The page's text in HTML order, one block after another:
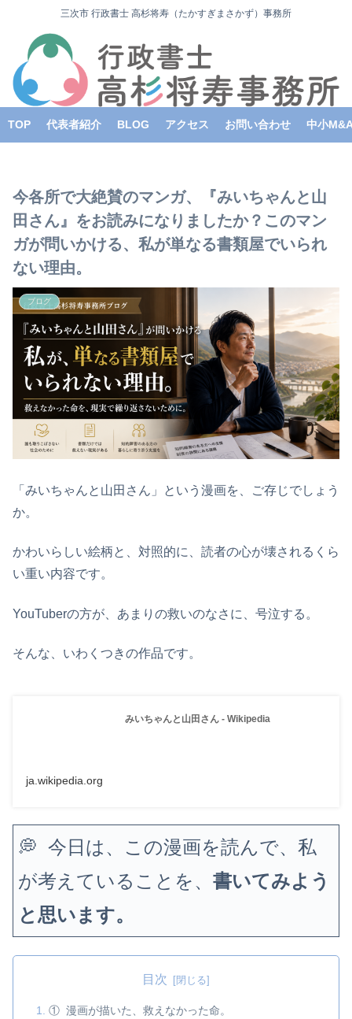
三次市 行政書士 高杉将寿（たかすぎまさかず）事務所
TOP 代表者紹介 BLOG アクセス お問い合わせ 中小
今各所で大絶賛のマンガ、『みいちゃんと山
田さん』をお読みになりましたか？このマン
ガが問いかける、私が単なる書類屋でいられ
ない理由。
ブログ
「みいちゃんと山田さん」という漫画を、ご存じでしょう
か。
かわいらしい絵柄と、対照的に、読者の心が壊されるくら
い重い内容です。
YouTuberの方が、あまりの救いのなさに、号泣する。
そんな、いわくつきの作品です。
みいちゃんと山田さん - Wikipedia
ja.wikipedia.org
💭 今日は、この漫画を読んで、私
が考えていることを、書いてみよう
と思います。
目次
① 漫画が描いた、救えなかった命。